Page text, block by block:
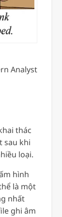
Analyst
thác
sau khi
loại.
hình
là một
nhất
ghi âm